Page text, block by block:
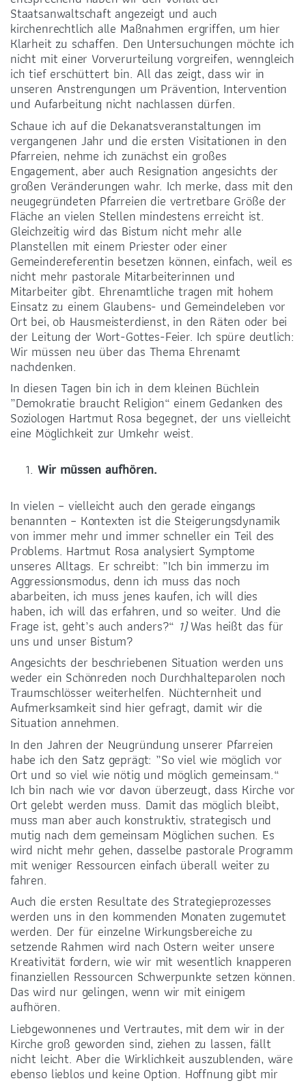
Staatsanwaltschaft angezeigt und auch
kirchenrechtlich alle Maßnahmen ergriffen, um hier
Klarheit zu schaffen. Den Untersuchungen möchte ich
nicht mit einer Vorverurteilung vorgreifen, wenngleich
ich tief erschüttert bin. All das zeigt, dass wir in
unseren Anstrengungen um Prävention, Intervention
und Aufarbeitung nicht nachlassen dürfen.
Schaue ich auf die Dekanatsveranstaltungen im
vergangenen Jahr und die ersten Visitationen in den
Pfarreien, nehme ich zunächst ein großes
Engagement, aber auch Resignation angesichts der
großen Veränderungen wahr. Ich merke, dass mit den
neugegründeten Pfarreien die vertretbare Größe der
Fläche an vielen Stellen mindestens erreicht ist.
Gleichzeitig wird das Bistum nicht mehr alle
Planstellen mit einem Priester oder einer
Gemeindereferentin besetzen können, einfach, weil es
nicht mehr pastorale Mitarbeiterinnen und
Mitarbeiter gibt. Ehrenamtliche tragen mit hohem
Einsatz zu einem Glaubens- und Gemeindeleben vor
Ort bei, ob Hausmeisterdienst, in den Räten oder bei
der Leitung der Wort-Gottes-Feier. Ich spüre deutlich:
Wir müssen neu über das Thema Ehrenamt
nachdenken.
In diesen Tagen bin ich in dem kleinen Büchlein
„Demokratie braucht Religion“ einem Gedanken des
Soziologen Hartmut Rosa begegnet, der uns vielleicht
eine Möglichkeit zur Umkehr weist.
Wir müssen aufhören.
In vielen – vielleicht auch den gerade eingangs
benannten – Kontexten ist die Steigerungsdynamik
von immer mehr und immer schneller ein Teil des
Problems. Hartmut Rosa analysiert Symptome
unseres Alltags. Er schreibt: „Ich bin immerzu im
Aggressionsmodus, denn ich muss das noch
abarbeiten, ich muss jenes kaufen, ich will dies
haben, ich will das erfahren, und so weiter. Und die
Frage ist, geht’s auch anders?“ 1)Was heißt das für
uns und unser Bistum?
Angesichts der beschriebenen Situation werden uns
weder ein Schönreden noch Durchhalteparolen noch
Traumschlösser weiterhelfen. Nüchternheit und
Aufmerksamkeit sind hier gefragt, damit wir die
Situation annehmen.
In den Jahren der Neugründung unserer Pfarreien
habe ich den Satz geprägt: „So viel wie möglich vor
Ort und so viel wie nötig und möglich gemeinsam.“
Ich bin nach wie vor davon überzeugt, dass Kirche vor
Ort gelebt werden muss. Damit das möglich bleibt,
muss man aber auch konstruktiv, strategisch und
mutig nach dem gemeinsam Möglichen suchen. Es
wird nicht mehr gehen, dasselbe pastorale Programm
mit weniger Ressourcen einfach überall weiter zu
fahren.
Auch die ersten Resultate des Strategieprozesses
werden uns in den kommenden Monaten zugemutet
werden. Der für einzelne Wirkungsbereiche zu
setzende Rahmen wird nach Ostern weiter unsere
Kreativität fordern, wie wir mit wesentlich knapperen
finanziellen Ressourcen Schwerpunkte setzen können.
Das wird nur gelingen, wenn wir mit einigem
aufhören.
Liebgewonnenes und Vertrautes, mit dem wir in der
Kirche groß geworden sind, ziehen zu lassen, fällt
nicht leicht. Aber die Wirklichkeit auszublenden, wäre
ebenso lieblos und keine Option. Hoffnung gibt mir